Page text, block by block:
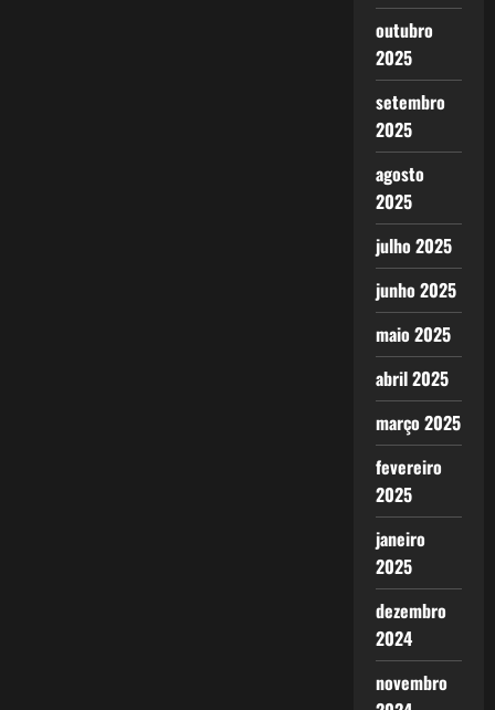
outubro
2025
setembro
2025
agosto
2025
julho 2025
junho 2025
maio 2025
abril 2025
março 2025
fevereiro
2025
janeiro
2025
dezembro
2024
novembro